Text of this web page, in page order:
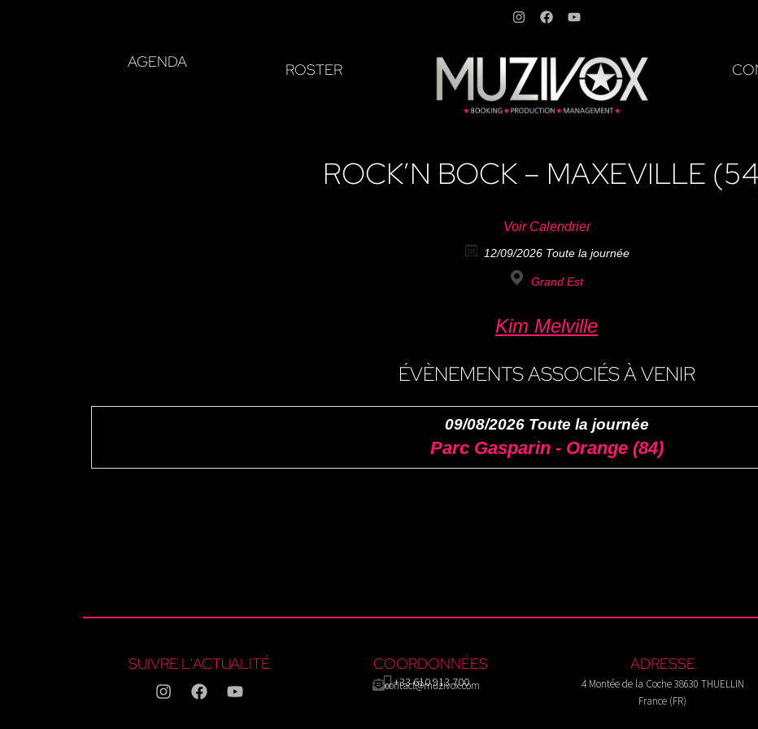
AGENDA ROSTER
ROCK’N BOCK – MAXEVILLE
Voir Calendrier
12/09/2026 Toute la journée
Grand Est
Kim Melville
ÉVÈNEMENTS ASSOCIÉS À VENIR
Parc Gasparin - Orange (84)
09/08/2026 Toute la journée
SUIVRE L'ACTUALITÉ COORDONNÉES
+33 610 913 700
contact@muzivox.com
ADRESSE
4 Montée de la Coche 38630 THUELLIN
France (FR)